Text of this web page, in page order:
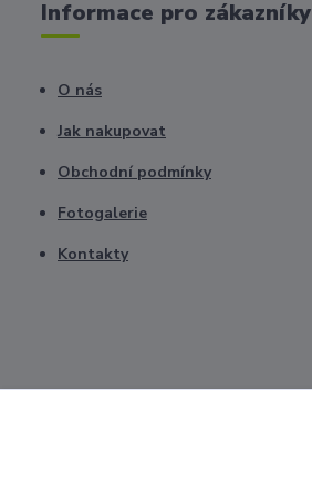
Informace pro zákazníky
O nás
Jak nakupovat
Obchodní podmínky
Fotogalerie
Kontakty